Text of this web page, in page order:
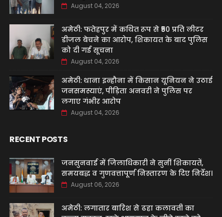
August 04, 2026
अमेठी: फतेहपुर में कथित रूप से ₹50 प्रति लीटर
डीजल बेचने का आरोप, शिकायत के बाद पुलिस
को दी गई सूचना
August 04, 2026
अमेठी: थाना इन्हौना में किसान यूनियन ने उठाई
जनसमस्याएं, पीड़िता अनवरी ने पुलिस पर
लगाए गंभीर आरोप
August 04, 2026
RECENT POSTS
जनसुनवाई में जिलाधिकारी ने सुनीं शिकायतें,
समयबद्ध व गुणवत्तापूर्ण निस्तारण के दिए निर्देश।
August 06, 2026
अमेठी: लगातार बारिश से ढहा कलावती का